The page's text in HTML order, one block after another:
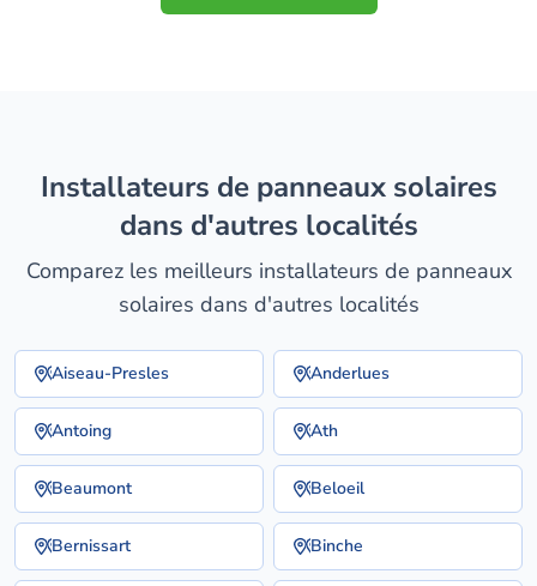
installateurs de panneaux solaires
dans d'autres localités
Comparez les meilleurs installateurs de panneaux
solaires dans d'autres localités
Aiseau-Presles Anderlues
Antoing Ath
Beaumont Beloeil
Bernissart Binche